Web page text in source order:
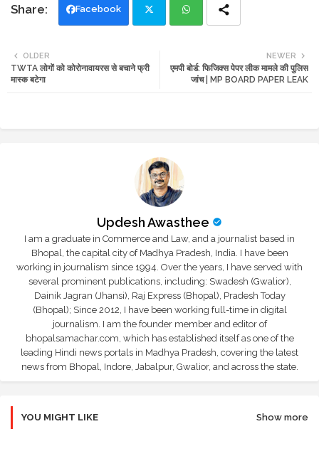
Facebook
tte ats
NEWER
एमपी बोर्ड: फिजिक्स पेपर लीक मामले की पुलिस
जांच | MP BOARD PAPER LEAK
OLDER
TWTA लोगों को कोरोनावायरस से बचाने फ्री
मास्क बटेगा
Updesh Awasthee
I am a graduate in Commerce and Law, and a journalist based in
Bhopal, the capital city of Madhya Pradesh, India. I have been
working in journalism since 1994. Over the years, I have served with
several prominent publications, including: Swadesh (Gwalior),
Dainik Jagran (Jhansi), Raj Express (Bhopal), Pradesh Today
(Bhopal); Since 2012, I have been working full-time in digital
journalism. I am the founder member and editor of
bhopalsamachar.com, which has established itself as one of the
leading Hindi news portals in Madhya Pradesh, covering the latest
news from Bhopal, Indore, Jabalpur, Gwalior, and across the state.
YOU MIGHT LIKE Show more